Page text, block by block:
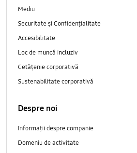
Mediu
Securitate și Confidențialitate
Accesibilitate
Loc de muncă incluziv
Cetățenie corporativă
Sustenabilitate corporativă
Despre noi
Informații despre companie
Domeniu de activitate